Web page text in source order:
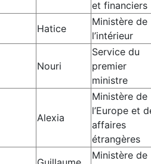
et financiers
Hatice
Ministère de
l’intérieur
Nouri
Service du
premier
ministre
Alexia
Ministère de
l’Europe et
affaires
étrangères
Ministère de